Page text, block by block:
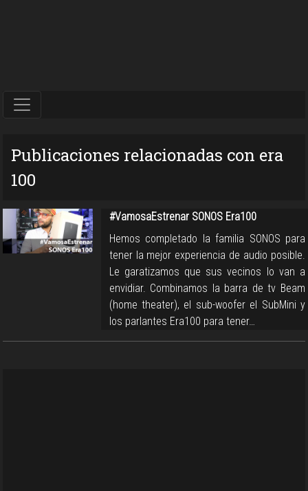
Publicaciones relacionadas con era
100
#VamosaEstrenar SONOS Era100
Hemos completado la familia SONOS para
tener la mejor experiencia de audio posible.
Le garatizamos que sus vecinos lo van a
envidiar. Combinamos la barra de tv Beam
(home theater), el sub-woofer el SubMini y
los parlantes Era100 para tener…